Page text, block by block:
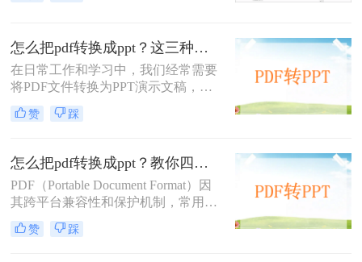
目汇报、自媒体人的课件制作，还是
学生党的答辩准备
怎么把pdf转换成ppt？这三种方法太实用了！
在日常工作和学习中，我们经常需要
将PDF文件转换为PPT演示文稿，以
便进行更便捷的编辑和展示。PDF文
件具有高度的兼容性和安全性，但编
画和过渡效果，便于修改和重新组织
内容。那么怎么把pdf转换成ppt呢？
本文将介绍三种将PDF转换为PPT的
高效方法。
赞 踩
怎么把pdf转换成ppt？教你四种转换方法！
PDF（Portable Document Format）因
其跨平台兼容性和保护机制，常用于
文件的分享和保存。然而，在某些情
况下，如会议演示或内容编辑，我们
赞 踩